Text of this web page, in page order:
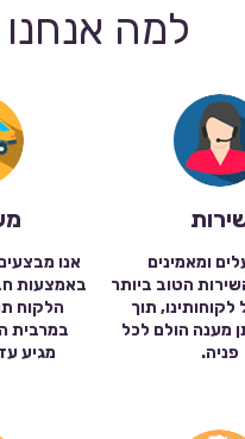
למה אנחנו
ומאמינים
הטוב ביותר
תוך
מענה הולם לכל
פניה.
אנו
באמצעות
במרבית
מגיע עד 3 ימי